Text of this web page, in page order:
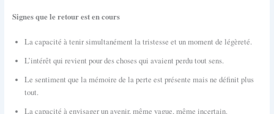
Signes que le retour est en cours
La capacité à tenir simultanément la tristesse et un moment de légèreté.
L’intérêt qui revient pour des choses qui avaient perdu tout sens.
Le sentiment que la mémoire de la perte est présente mais ne définit plus
tout.
La capacité à envisager un avenir, même vague, même incertain.